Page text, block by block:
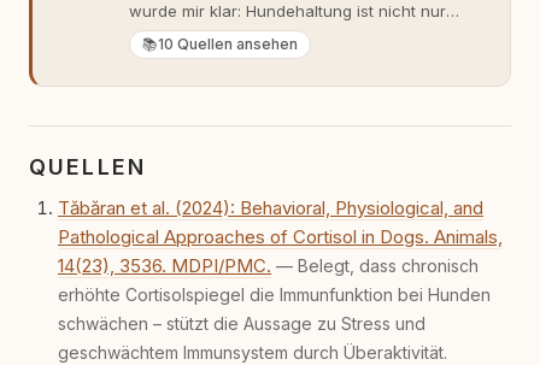
wurde mir klar: Hundehaltung ist nicht nur
Gefühl, sondern Verantwortung und
Fachwissen. Der Wendepunkt kam mit meinem
Verhaltensbiologie, Trainingsethik und
auseinanderzusetzen. Nach meiner Erfahrung
Wissen ersetzt – nicht umgekehrt. Aus dieser
Entwicklung entstand rundum.dog – ein
Wissens- und Serviceportal für
Hundehalter:innen in Deutschland, Österreich
und der Schweiz. Meine Überzeugung:
Tierschutz beginnt mit Wissen. Wer seinen
Hund versteht, trifft bessere Entscheidungen –
📚10 Quellen ansehen
QUELLEN
Tăbăran et al. (2024): Behavioral, Physiological, and
Pathological Approaches of Cortisol in Dogs. Animals,
14(23), 3536. MDPI/PMC. — Belegt, dass chronisch
erhöhte Cortisolspiegel die Immun­funktion bei Hunden
schwächen – stützt die Aussage zu Stress und
geschwächtem Immunsystem durch Überaktivität.